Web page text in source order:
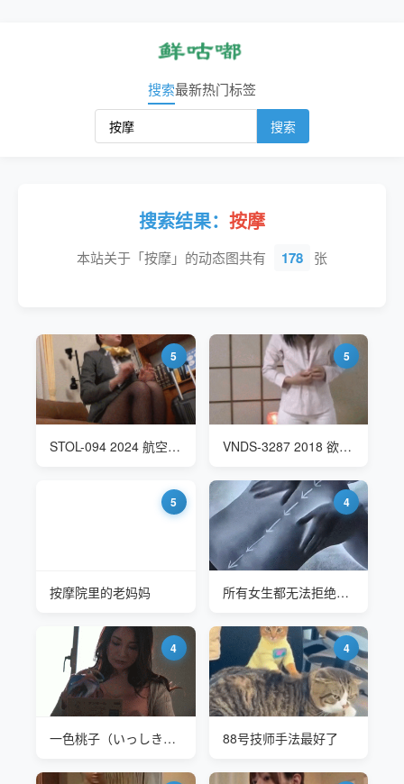
搜索最新热门标签
搜索
搜索结果： 按摩
本站关于「按摩」的动态图共有 178 张
5
STOL-094 2024 航空公司空姐美腿恢复性按摩
5
VNDS-3287 2018 欲求不満の人妻享受按摩快感
5
按摩院里的老妈妈
4
所有女生都无法拒绝的手法 每次都爽到尖叫-开背
4
一色桃子（いっしきももこ Momoko Isshiki）ROE-253 淫荡泳衣
4
88号技师手法最好了